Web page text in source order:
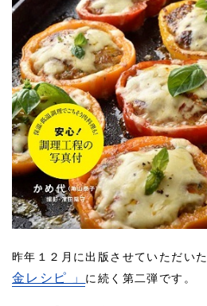
昨年１２月に出版させていただいた
金レシピ 」
に続く第二弾です。